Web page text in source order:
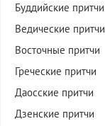
Буддийские притчи
Ведические притчи
Восточные притчи
Греческие притчи
Даосские притчи
Дзенские притчи